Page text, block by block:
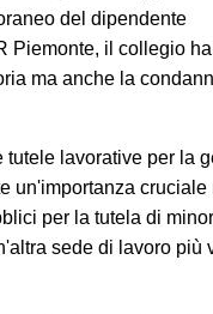
del dipendente
Piemonte, il collegio
ma anche la
tutele lavorative per la
un'importanza cruciale
per la tutela di
sede di lavoro più